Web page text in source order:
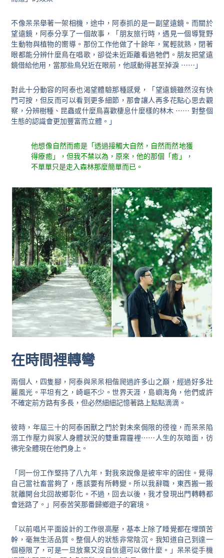
不像呆呆舉著一架相機，途中，阿泰抓的是一副望遠鏡。而關於
望遠鏡，阿泰分享了一個故事，「朋友旅行時，遇見一個導覽野
生動物與植物的嚮導。那份工作他做了十餘年，駕輕就熟，閉著
眼都能分辨什麼鳥在唱歌，卻從未近距離看過牠們。朋友把望遠
鏡借給他用，當那些鳥兒近在眼前，他感動得甚至掉淚 ⋯⋯」
對此十分動容的阿泰也渴望體驗那種感覺，「望遠鏡雖然沒有快
門可按，但反而可以看到更多細節，那會讓人再多花點心思去觀
察，分辨樹種、昆蟲或什麼鳥喜歡棲息什麼樣的林木 ⋯⋯ 對整個
生態的認識會更加豐富而立體。」
他想像自然而癒是「透過接觸大自然，自然而然地獲
得療癒」，但我不禁以為，原來，他的那個「癒」，
不單單只是走入森林那麼簡單而已。
在時間裡轉彎
兩個人，四隻腳，阿泰與呆呆相偕爬過許多山之巔，經過好多壯
麗風光。平坦有之，崎嶇不少。世界天涯，島嶼海角，他們或許
不確定前方路有多長，但必然細細記憶著路上點點滴滴。
彼時，年屆三十的阿泰困獸之鬥於對未來侷限的徬徨，而呆呆陷
溺工作壓力與家人身體狀況的雙重霧霾裡⋯⋯人生的灰暗面，彷
彿完全體現在他們身上。
「同一份工作堅持了八九年，對我來說像是被牢牢的困住。覺得
自己當社畜當夠了，應該要有所轉變。所以我辭職，東西搬一搬
就離開台北回故鄉彰化。不過，回去以後，我才發現出門轉轉都
會迷路了。」阿泰苦笑那番歸鄉遊子的窘境。
「以前唱片平面設計的工作很高壓，基本上除了睡覺都在埋頭苦
幹，毫無生活品質。整個人的狀態非常陰沉。我知道自己到達一
個極限了，可是一旦放棄又沒自信還可以做什麼。」呆呆從手機